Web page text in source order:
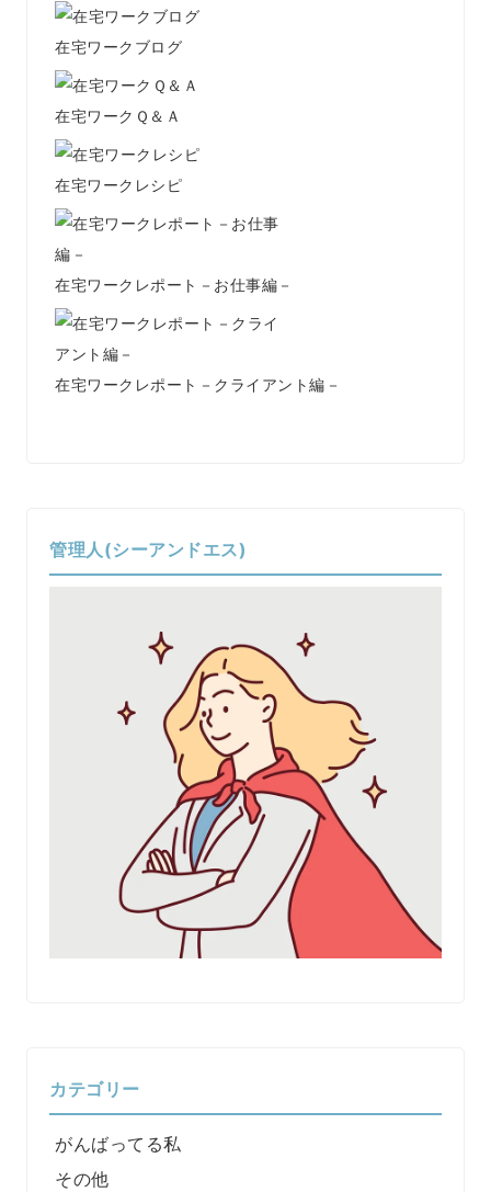
在宅ワークブログ
在宅ワークＱ＆Ａ
在宅ワークレシピ
在宅ワークレポート－お仕事編－
在宅ワークレポート－クライアント編－
管理人(シーアンドエス)
カテゴリー
がんばってる私
その他